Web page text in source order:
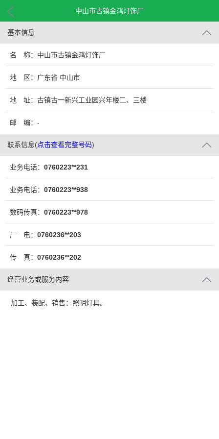
中山市古镇金鸿灯饰厂
基本信息
名 称：中山市古镇金鸿灯饰厂
地 区：广东省 中山市
地 址：古镇古一新兴工业园兴年楼二、三楼
邮 编：-
联系信息(点击查看完整号码)
业务电话： 0760223**231
业务电话： 0760223**938
数码传真： 0760223**978
厂 电： 0760236**203
传 真： 0760236**202
经营业务或服务内容
加工、装配、销售：照明灯具。